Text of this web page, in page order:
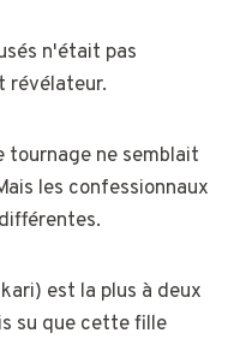
n'était pas
révélateur.
tournage ne semblait
les confessionnaux
est la plus à deux
su que cette fille